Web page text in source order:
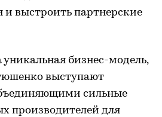
выстроить партнерские
уникальная бизнес-модель,
выступают
сильные
производителей для